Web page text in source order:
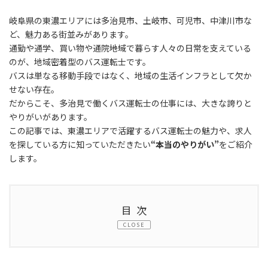
岐阜県の東濃エリアには多治見市、土岐市、可児市、中津川市な
ど、魅力ある街並みがあります。
通勤や通学、買い物や通院――地域で暮らす人々の日常を支えている
のが、地域密着型のバス運転士です。
バスは単なる移動手段ではなく、地域の生活インフラとして欠か
せない存在。
だからこそ、多治見で働くバス運転士の仕事には、大きな誇りと
やりがいがあります。
この記事では、東濃エリアで活躍するバス運転士の魅力や、求人
を探している方に知っていただきたい“本当のやりがい”をご紹介
します。
目次
CLOSE